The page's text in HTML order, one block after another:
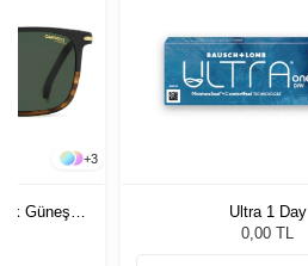
+3
Güneş
Ultra 1 Day
0,00 TL